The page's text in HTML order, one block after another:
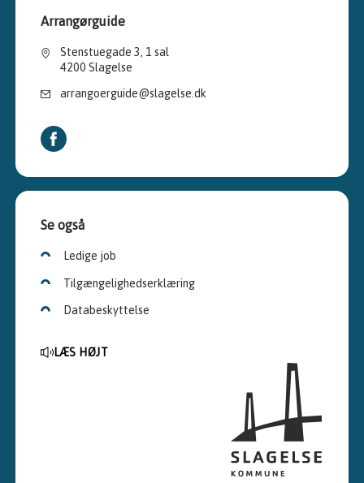
Arrangørguide
Stenstuegade 3, 1 sal
4200 Slagelse
arrangoerguide@slagelse.dk
Se også
Ledige job
Tilgængelighedserklæring
Databeskyttelse
LÆS HØJT